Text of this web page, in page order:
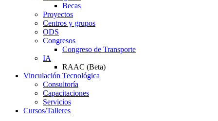
Becas
Proyectos
Centros y grupos
ODS
Congresos
Congreso de Transporte
IA
RAAC (Beta)
Vinculación Tecnológica
Consultoría
Capacitaciones
Servicios
Cursos/Talleres